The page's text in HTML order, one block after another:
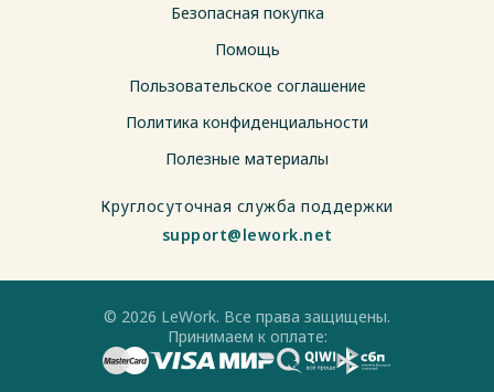
Безопасная покупка
Помощь
Пользовательское соглашение
Политика конфиденциальности
Полезные материалы
Круглосуточная служба поддержки
support@lework.net
© 2026 LeWork. Все права защищены.
Принимаем к оплате: